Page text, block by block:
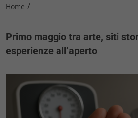
Home /
Primo maggio tra arte, siti
esperienze all’aperto